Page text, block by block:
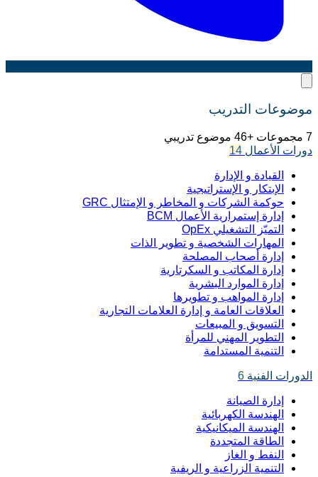
موضوعات التدريب
7 مجموعات +46 موضوع تدريبي
دورات الأعمال 14
القيادة و الإدارة
الإبتكار و الإستراتيجية
حوكمة الشركات و المخاطر و الإمتثال GRC
إدارة إستمرارية الأعمال BCM
التميّز التشغيلي OpEx
المهارات الشخصية و تطوير الذات
إدارة أصحاب المصلحة
إدارة المكاتب و السكرتارية
إدارة الموارد البشرية
إدارة المواهب و تطويرها
العلاقات العامة و إدارة العلامات التجارية
التسويق و المبيعات
التطوير المهني للمرأة
التنمية المستدامة
الدورات الفنية 6
إدارة الصيانة
الهندسة الكهربائية
الهندسة الميكانيكية
الطاقة المتجددة
النفط و الغاز
التنمية الزراعية و الريفية